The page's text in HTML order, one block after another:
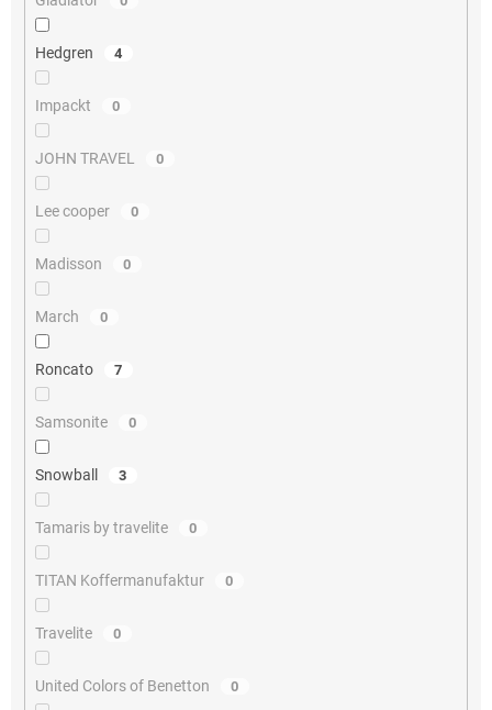
Hedgren 4
Impackt 0
JOHN TRAVEL 0
Lee cooper 0
Madisson 0
March 0
Roncato 7
Samsonite 0
Snowball 3
Tamaris by travelite 0
TITAN Koffermanufaktur 0
Travelite 0
United Colors of Benetton 0